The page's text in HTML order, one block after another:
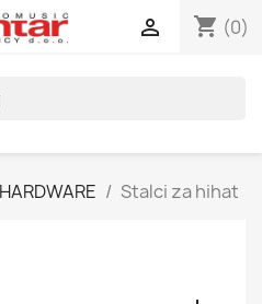
shopping_cart (0)

HARDWARE Stalci za hihat